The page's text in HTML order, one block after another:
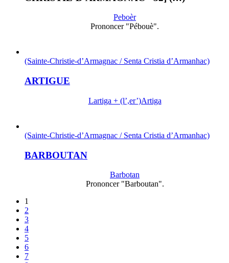
Peboèr
Prononcer "Pébouè".
(Sainte-Christie-d’Armagnac / Senta Cristia d’Armanhac)
ARTIGUE
Lartiga + (l’,er’)Artiga
(Sainte-Christie-d’Armagnac / Senta Cristia d’Armanhac)
BARBOUTAN
Barbotan
Prononcer "Barboutan".
1
2
3
4
5
6
7